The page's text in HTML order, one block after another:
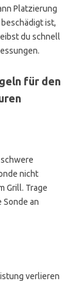
Platzierung
ist,
du schnell
für den
nicht
Grill. Trage
Sonde an
verlieren